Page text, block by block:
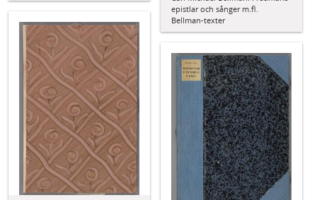
epistlar och sånger m.fl.
Bellman-texter